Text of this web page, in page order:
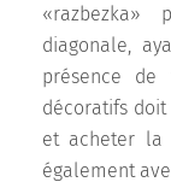
diagonale,
présence de
décoratifs
et acheter la
également